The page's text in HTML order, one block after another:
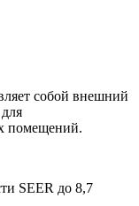
собой внешний
помещений.
SEER до 8,7